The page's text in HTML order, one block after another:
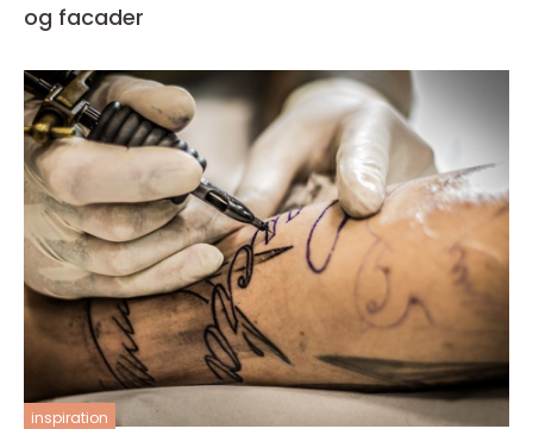
og facader
inspiration